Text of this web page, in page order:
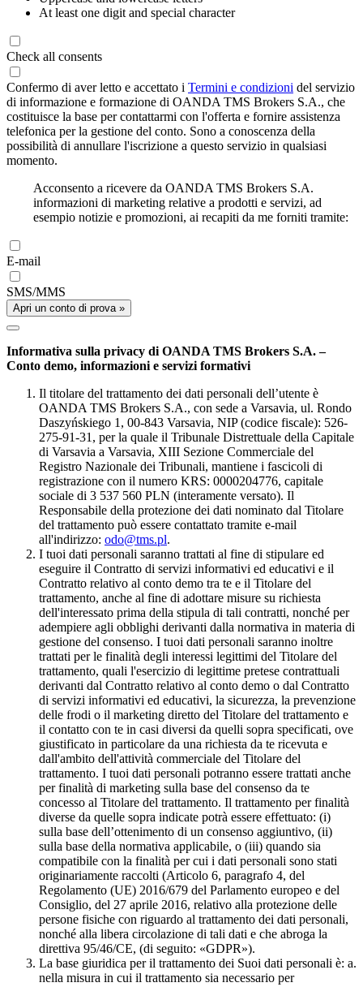
At least one digit and special character
Check all consents
Confermo di aver letto e accettato i Termini e condizioni del servizio
di informazione e formazione di OANDA TMS Brokers S.A., che
costituisce la base per contattarmi con l'offerta e fornire assistenza
telefonica per la gestione del conto. Sono a conoscenza della
possibilità di annullare l'iscrizione a questo servizio in qualsiasi
momento.
Acconsento a ricevere da OANDA TMS Brokers S.A.
informazioni di marketing relative a prodotti e servizi, ad
esempio notizie e promozioni, ai recapiti da me forniti tramite:
E-mail
SMS/MMS
Apri un conto di prova »
Informativa sulla privacy di OANDA TMS Brokers S.A. –
Conto demo, informazioni e servizi formativi
Il titolare del trattamento dei dati personali dell’utente è
OANDA TMS Brokers S.A., con sede a Varsavia, ul. Rondo
Daszyńskiego 1, 00-843 Varsavia, NIP (codice fiscale): 526-
275-91-31, per la quale il Tribunale Distrettuale della Capitale
di Varsavia a Varsavia, XIII Sezione Commerciale del
Registro Nazionale dei Tribunali, mantiene i fascicoli di
registrazione con il numero KRS: 0000204776, capitale
sociale di 3 537 560 PLN (interamente versato). Il
Responsabile della protezione dei dati nominato dal Titolare
del trattamento può essere contattato tramite e-mail
all'indirizzo: odo@tms.pl.
I tuoi dati personali saranno trattati al fine di stipulare ed
eseguire il Contratto di servizi informativi ed educativi e il
Contratto relativo al conto demo tra te e il Titolare del
trattamento, anche al fine di adottare misure su richiesta
dell'interessato prima della stipula di tali contratti, nonché per
adempiere agli obblighi derivanti dalla normativa in materia di
gestione del consenso. I tuoi dati personali saranno inoltre
trattati per le finalità degli interessi legittimi del Titolare del
trattamento, quali l'esercizio di legittime pretese contrattuali
derivanti dal Contratto relativo al conto demo o dal Contratto
di servizi informativi ed educativi, la sicurezza, la prevenzione
delle frodi o il marketing diretto del Titolare del trattamento e
il contatto con te in casi diversi da quelli sopra specificati, ove
giustificato in particolare da una richiesta da te ricevuta e
dall'ambito dell'attività commerciale del Titolare del
trattamento. I tuoi dati personali potranno essere trattati anche
per finalità di marketing sulla base del consenso da te
concesso al Titolare del trattamento. Il trattamento per finalità
diverse da quelle sopra indicate potrà essere effettuato: (i)
sulla base dell’ottenimento di un consenso aggiuntivo, (ii)
sulla base della normativa applicabile, o (iii) quando sia
compatibile con la finalità per cui i dati personali sono stati
originariamente raccolti (Articolo 6, paragrafo 4, del
Regolamento (UE) 2016/679 del Parlamento europeo e del
Consiglio, del 27 aprile 2016, relativo alla protezione delle
persone fisiche con riguardo al trattamento dei dati personali,
nonché alla libera circolazione di tali dati e che abroga la
direttiva 95/46/CE, (di seguito: «GDPR»).
La base giuridica per il trattamento dei Suoi dati personali è: a.
nella misura in cui il trattamento sia necessario per